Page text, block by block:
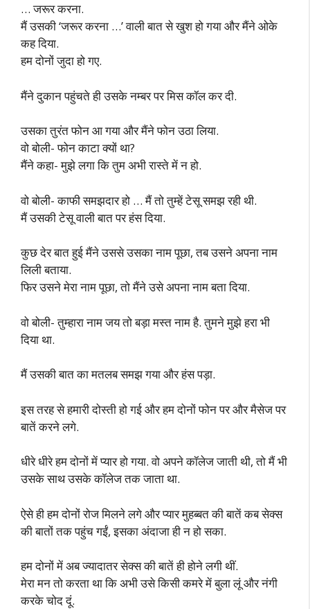
… जरूर करना.
मैं उसकी ‘जरूर करना …’ वाली बात से खुश हो गया और मैंने ओके
कह दिया.
हम दोनों जुदा हो गए.
मैंने दुकान पहुंचते ही उसके नम्बर पर मिस कॉल कर दी.
उसका तुरंत फोन आ गया और मैंने फोन उठा लिया.
वो बोली- फोन काटा क्यों था?
मैंने कहा- मुझे लगा कि तुम अभी रास्ते में न हो.
वो बोली- काफी समझदार हो … मैं तो तुम्हें टेसू समझ रही थी.
मैं उसकी टेसू वाली बात पर हंस दिया.
कुछ देर बात हुई मैंने उससे उसका नाम पूछा, तब उसने अपना नाम
लिली बताया.
फिर उसने मेरा नाम पूछा, तो मैंने उसे अपना नाम बता दिया.
वो बोली- तुम्हारा नाम जय तो बड़ा मस्त नाम है. तुमने मुझे हरा भी
दिया था.
मैं उसकी बात का मतलब समझ गया और हंस पड़ा.
इस तरह से हमारी दोस्ती हो गई और हम दोनों फोन पर और मैसेज पर
बातें करने लगे.
धीरे धीरे हम दोनों में प्यार हो गया. वो अपने कॉलेज जाती थी, तो मैं भी
उसके साथ उसके कॉलेज तक जाता था.
ऐसे ही हम दोनों रोज मिलने लगे और प्यार मुहब्बत की बातें कब सेक्स
की बातों तक पहुंच गईं, इसका अंदाजा ही न हो सका.
हम दोनों में अब ज्यादातर सेक्स की बातें ही होने लगी थीं.
मेरा मन तो करता था कि अभी उसे किसी कमरे में बुला लूं और नंगी
करके चोद दूं.